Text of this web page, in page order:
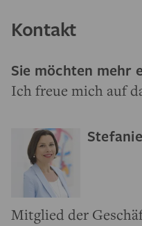
Kontakt
Sie möchten mehr
Ich freue mich auf
Mitglied der